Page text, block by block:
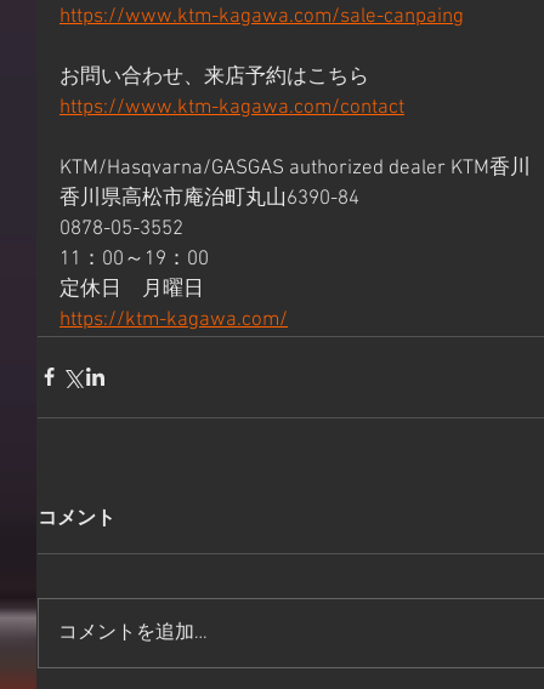
https://www.ktm-kagawa.com/sale-canpaing
お問い合わせ、来店予約はこちら
https://www.ktm-kagawa.com/contact
KTM/Hasqvarna/GASGAS authorized dealer KTM香川
香川県高松市庵治町丸山6390-84
0878-05-3552
11：00～19：00
定休日　月曜日
https://ktm-kagawa.com/
コメント
コメントを追加…